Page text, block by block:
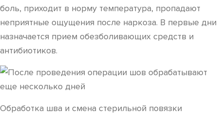
боль, приходит в норму температура, пропадают
неприятные ощущения после наркоза. В первые дни
назначается прием обезболивающих средств и
антибиотиков.
Обработка шва и смена стерильной повязки